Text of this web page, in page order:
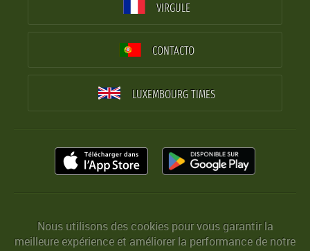
VIRGULE
CONTACTO
LUXEMBOURG TIMES
Nous utilisons des cookies pour vous garantir la
meilleure expérience et améliorer la performance de notre